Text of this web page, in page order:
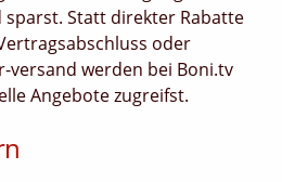
sparst. Statt direkter Rabatte
oder
versand werden bei Boni.tv
Angebote zugreifst.